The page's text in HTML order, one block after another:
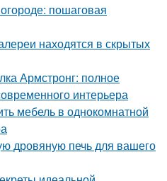
пошаговая
находятся в скрытых
Армстронг: полное
интерьера
мебель в однокомнатной
дровяную печь для вашего